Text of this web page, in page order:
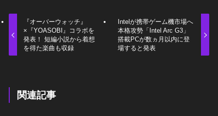
『オーバーウォッチ』
×『YOASOBI』コラボを
発表！ 短編小説から着想
を得た楽曲も収録
Intelが携帯ゲーム機市場へ
本格攻勢「Intel Arc G3」
搭載PCが数ヵ月以内に登
場すると発表
関連記事